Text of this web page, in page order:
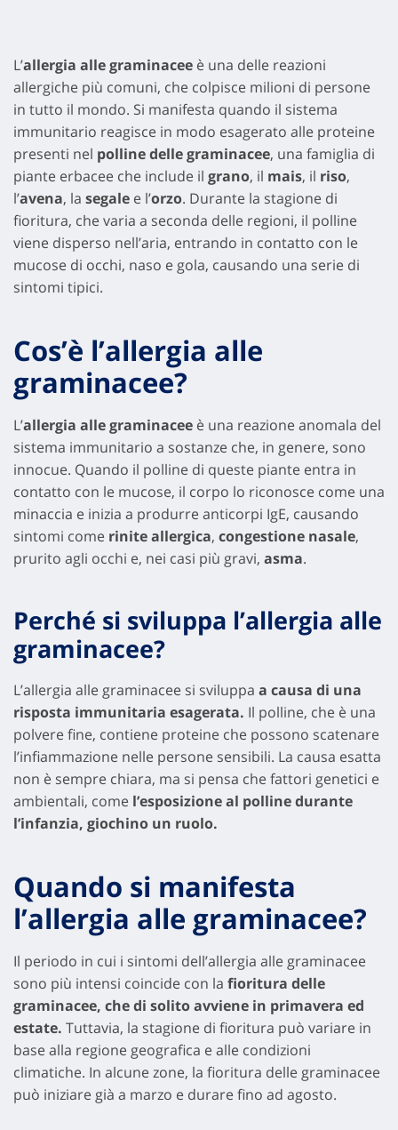
L’allergia alle graminacee è una delle reazioni
allergiche più comuni, che colpisce milioni di persone
in tutto il mondo. Si manifesta quando il sistema
immunitario reagisce in modo esagerato alle proteine
presenti nel polline delle graminacee, una famiglia di
piante erbacee che include il grano, il mais, il riso,
l’avena, la segale e l’orzo. Durante la stagione di
fioritura, che varia a seconda delle regioni, il polline
viene disperso nell’aria, entrando in contatto con le
mucose di occhi, naso e gola, causando una serie di
sintomi tipici.
Cos’è l’allergia alle
graminacee?
L’allergia alle graminacee è una reazione anomala del
sistema immunitario a sostanze che, in genere, sono
innocue. Quando il polline di queste piante entra in
contatto con le mucose, il corpo lo riconosce come una
minaccia e inizia a produrre anticorpi IgE, causando
sintomi come rinite allergica, congestione nasale,
prurito agli occhi e, nei casi più gravi, asma.
Perché si sviluppa l’allergia alle
graminacee?
L’allergia alle graminacee si sviluppa a causa di una
risposta immunitaria esagerata. Il polline, che è una
polvere fine, contiene proteine che possono scatenare
l’infiammazione nelle persone sensibili. La causa esatta
non è sempre chiara, ma si pensa che fattori genetici e
ambientali, come l’esposizione al polline durante
l’infanzia, giochino un ruolo.
Quando si manifesta
l’allergia alle graminacee?
Il periodo in cui i sintomi dell’allergia alle graminacee
sono più intensi coincide con la fioritura delle
graminacee, che di solito avviene in primavera ed
estate. Tuttavia, la stagione di fioritura può variare in
base alla regione geografica e alle condizioni
climatiche. In alcune zone, la fioritura delle graminacee
può iniziare già a marzo e durare fino ad agosto.